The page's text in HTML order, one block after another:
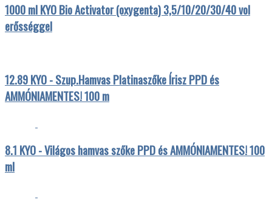
1000 ml KYO Bio Activator (oxygenta) 3,5/10/20/30/40 vol
erősséggel
12.89 KYO - Szup.Hamvas Platinaszőke Írisz PPD és
AMMÓNIAMENTES! 100 m
8.1 KYO - Világos hamvas szőke PPD és AMMÓNIAMENTES! 100
ml